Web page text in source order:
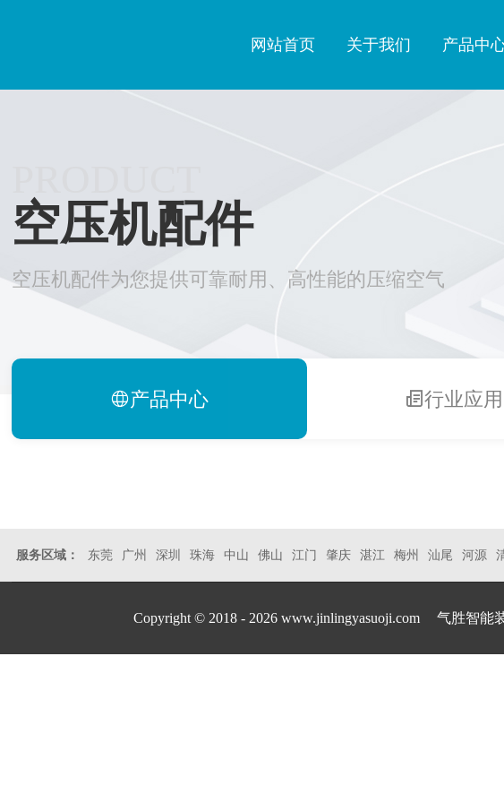
网站首页 关于我们 产品中
空压机配件
空压机配件为您提供可靠耐用、高性能的压缩空气
产品中心 行业应用
服务区域： 东莞 广州 深圳 珠海 中山 佛山 江门 肇庆 湛江 梅州 汕尾 河源
Copyright © 2018 - 2026 www.jinlingyasuoji.com 气胜智能